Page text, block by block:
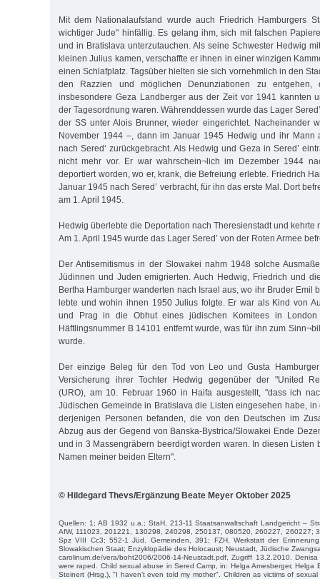
Mit dem Nationalaufstand wurde auch Friedrich Hamburgers
wichtiger Jude" hinfällig. Es gelang ihm, sich mit falschen
und in Bratislava unterzutauchen. Als seine Schwester Hedwig
kleinen Julius kamen, verschaffte er ihnen in einer winzigen
einen Schlafplatz. Tagsüber hielten sie sich vornehmlich in den
den Razzien und möglichen Denunziationen zu entgehen,
insbesondere Geza Landberger aus der Zeit vor 1941 kannten
der Tagesordnung waren. Währenddessen wurde das Lager
der SS unter Alois Brunner, wieder eingerichtet. Nacheinander
November 1944 –, dann im Januar 1945 Hedwig und ihr Mann
nach Sered‘ zurückgebracht. Als Hedwig und Geza in Sered’
nicht mehr vor. Er war wahrschein¬lich im Dezember 1944
deportiert worden, wo er, krank, die Befreiung erlebte. Friedrich
Januar 1945 nach Sered’ verbracht, für ihn das erste Mal. Dort
am 1. April 1945.
Hedwig überlebte die Deportation nach Theresienstadt und kehrte
Am 1. April 1945 wurde das Lager Sered’ von der Roten Armee
Der Antisemitismus in der Slowakei nahm 1948 solche
Jüdinnen und Juden emigrierten. Auch Hedwig, Friedrich und
Bertha Hamburger wanderten nach Israel aus, wo ihr Bruder Emil
lebte und wohin ihnen 1950 Julius folgte. Er war als Kind von
und Prag in die Obhut eines jüdischen Komitees in
Häftlingsnummer B 14101 entfernt wurde, was für ihn zum
wurde.
Der einzige Beleg für den Tod von Leo und Gusta
Versicherung ihrer Tochter Hedwig gegenüber der "United
(URO), am 10. Februar 1960 in Haifa ausgestellt, "dass ich
Jüdischen Gemeinde in Bratislava die Listen eingesehen habe,
derjenigen Personen befanden, die von den Deutschen im
Abzug aus der Gegend von Banska-Bystrica/Slowakei Ende
und in 3 Massengräbern beerdigt worden waren. In diesen Listen
Namen meiner beiden Eltern".
© Hildegard Thevs/Ergänzung Beate Meyer Oktober 2025
Quellen: 1; AB 1932 u.a.; StaH, 213-11 Staatsanwaltschaft Landgericht –
AfW, 111023, 201221, 130298, 240298, 250137, 080520, 260227, 260227;
Spz VIII Cc3; 552-1 Jüd. Gemeinden, 391; FZH, Werkstatt der
Slowakischen Staat; Enzyklopädie des Holocaust; Neustadt, Jüdische
carolinum.de/vera/boht2006/2006-14-Neustadt.pdf, Zugriff 13.2.2010.
were raped. Child sexual abuse in Sered Camp, in: Helga Amesberger, Helga
Steinert (Hrsg.), "I haven’t even told my mother". Children as victims of